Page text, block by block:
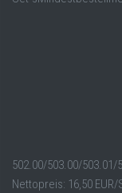
502.00/503.00/503.01/
Nettopreis: 16,50